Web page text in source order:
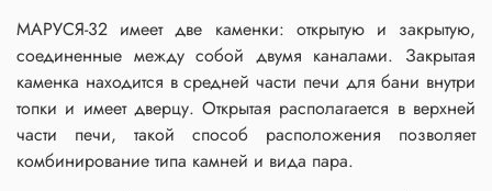
МАРУСЯ-32 имеет две каменки: открытую и закрытую,
соединенные между собой двумя каналами. Закрытая
каменка находится в средней части печи для бани внутри
топки и имеет дверцу. Открытая располагается в верхней
части печи, такой способ расположения позволяет
комбинирование типа камней и вида пара.